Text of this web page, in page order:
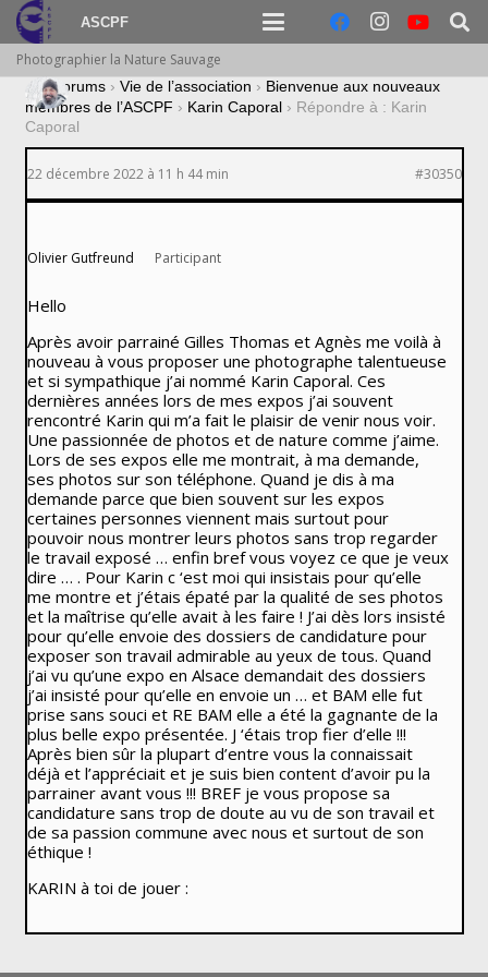
ASCPF
Photographier la Nature Sauvage
› Forums › Vie de l’association › Bienvenue aux nouveaux
membres de l’ASCPF › Karin Caporal › Répondre à : Karin
Caporal
22 décembre 2022 à 11 h 44 min #30350
Olivier Gutfreund Participant
Hello
Après avoir parrainé Gilles Thomas et Agnès me voilà à
nouveau à vous proposer une photographe talentueuse
et si sympathique j’ai nommé Karin Caporal. Ces
dernières années lors de mes expos j’ai souvent
rencontré Karin qui m’a fait le plaisir de venir nous voir.
Une passionnée de photos et de nature comme j’aime.
Lors de ses expos elle me montrait, à ma demande,
ses photos sur son téléphone. Quand je dis à ma
demande parce que bien souvent sur les expos
certaines personnes viennent mais surtout pour
pouvoir nous montrer leurs photos sans trop regarder
le travail exposé … enfin bref vous voyez ce que je veux
dire … . Pour Karin c ‘est moi qui insistais pour qu’elle
me montre et j’étais épaté par la qualité de ses photos
et la maîtrise qu’elle avait à les faire ! J’ai dès lors insisté
pour qu’elle envoie des dossiers de candidature pour
exposer son travail admirable au yeux de tous. Quand
j’ai vu qu’une expo en Alsace demandait des dossiers
j’ai insisté pour qu’elle en envoie un … et BAM elle fut
prise sans souci et RE BAM elle a été la gagnante de la
plus belle expo présentée. J ‘étais trop fier d’elle !!!
Après bien sûr la plupart d’entre vous la connaissait
déjà et l’appréciait et je suis bien content d’avoir pu la
parrainer avant vous !!! BREF je vous propose sa
candidature sans trop de doute au vu de son travail et
de sa passion commune avec nous et surtout de son
éthique !
KARIN à toi de jouer :